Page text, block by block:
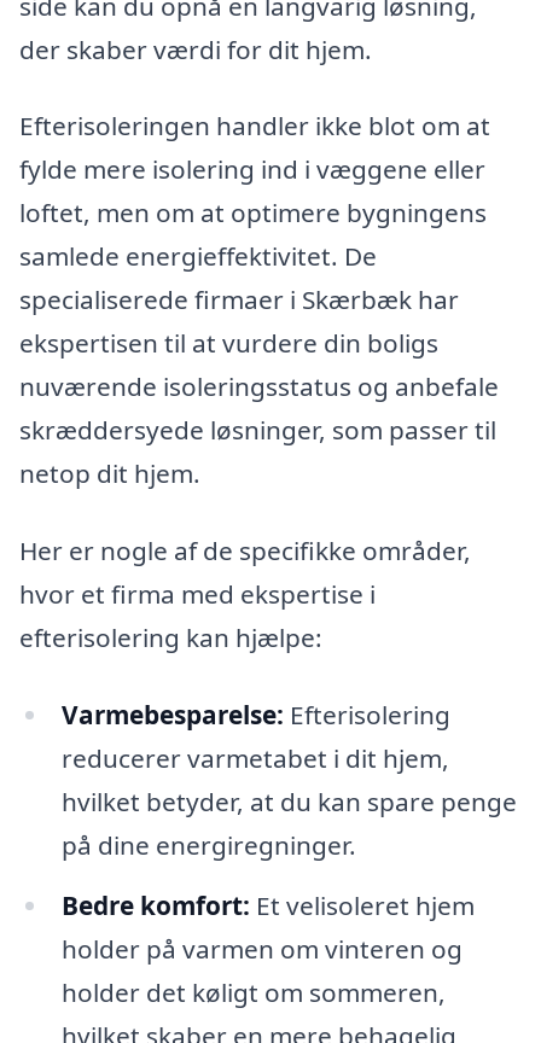
der skaber værdi for dit hjem.
Efterisoleringen handler ikke blot om at
fylde mere isolering ind i væggene eller
loftet, men om at optimere bygningens
samlede energieffektivitet. De
specialiserede firmaer i Skærbæk har
ekspertisen til at vurdere din boligs
nuværende isoleringsstatus og anbefale
skræddersyede løsninger, som passer til
netop dit hjem.
Her er nogle af de specifikke områder,
hvor et firma med ekspertise i
efterisolering kan hjælpe:
Varmebesparelse: Efterisolering
reducerer varmetabet i dit hjem,
hvilket betyder, at du kan spare penge
på dine energiregninger.
Bedre komfort: Et velisoleret hjem
holder på varmen om vinteren og
holder det køligt om sommeren,
hvilket skaber en mere behagelig